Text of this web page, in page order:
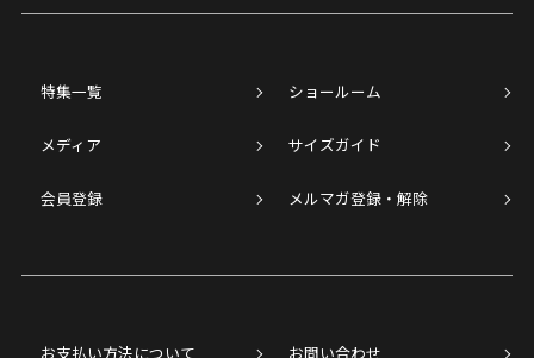
特集一覧 ショールーム
メディア サイズガイド
会員登録 メルマガ登録・解除
お支払い方法について お問い合わせ